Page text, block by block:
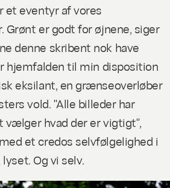
et eventyr af vores
er godt for øjnene, siger
denne skribent nok have
hjemfalden til min disposition
eksilant, en grænseoverløber
vold. "Alle billeder har
vælger hvad der er vigtigt",
et credos selvfølgelighed i
Og vi selv.